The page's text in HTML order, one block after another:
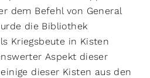
dem Befehl von General
die Bibliothek
Kriegsbeute in Kisten
Aspekt dieser
dieser Kisten aus den